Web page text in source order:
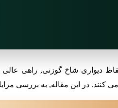
دیواری شاخ گوزنی, راهی
کنند. در این مقاله, به بررسی